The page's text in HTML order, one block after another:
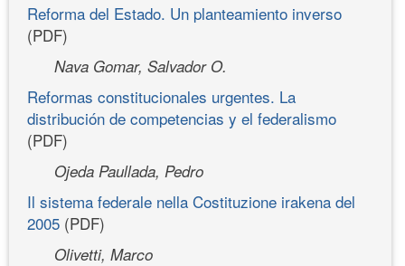
Reforma del Estado. Un planteamiento inverso
(PDF)
Nava Gomar, Salvador O.
Reformas constitucionales urgentes. La
distribución de competencias y el federalismo
(PDF)
Ojeda Paullada, Pedro
Il sistema federale nella Costituzione irakena del
2005 (PDF)
Olivetti, Marco